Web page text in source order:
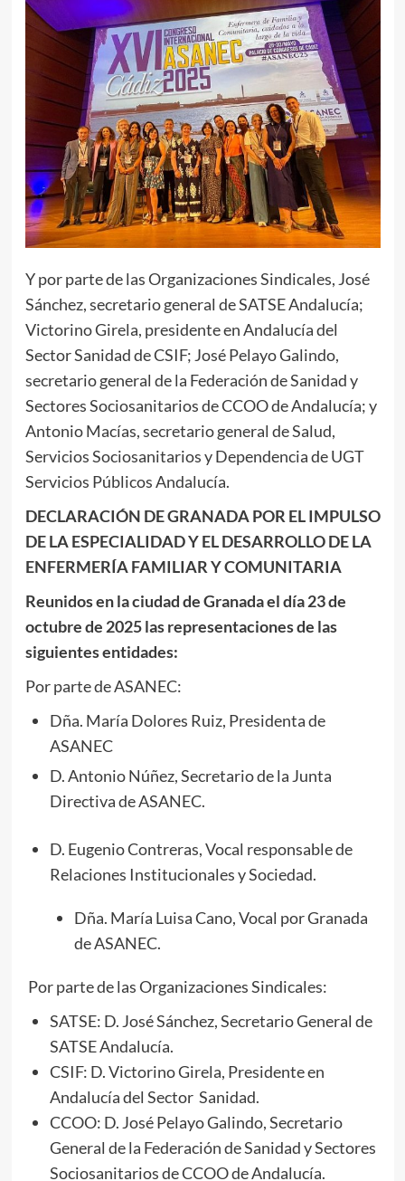
Y por parte de las Organizaciones Sindicales, José
Sánchez, secretario general de SATSE Andalucía;
Victorino Girela, presidente en Andalucía del
Sector Sanidad de CSIF; José Pelayo Galindo,
secretario general de la Federación de Sanidad y
Sectores Sociosanitarios de CCOO de Andalucía; y
Antonio Macías, secretario general de Salud,
Servicios Sociosanitarios y Dependencia de UGT
Servicios Públicos Andalucía.
DECLARACIÓN DE GRANADA POR EL IMPULSO
DE LA ESPECIALIDAD Y EL DESARROLLO DE LA
ENFERMERÍA FAMILIAR Y COMUNITARIA
Reunidos en la ciudad de Granada el día 23 de
octubre de 2025 las representaciones de las
siguientes entidades:
Por parte de ASANEC:
Dña. María Dolores Ruiz, Presidenta de
ASANEC
D. Antonio Núñez, Secretario de la Junta
Directiva de ASANEC.
D. Eugenio Contreras, Vocal responsable de
Relaciones Institucionales y Sociedad.
Dña. María Luisa Cano, Vocal por Granada
de ASANEC.
Por parte de las Organizaciones Sindicales:
SATSE: D. José Sánchez, Secretario General de
SATSE Andalucía.
CSIF: D. Victorino Girela, Presidente en
Andalucía del Sector Sanidad.
CCOO: D. José Pelayo Galindo, Secretario
General de la Federación de Sanidad y Sectores
Sociosanitarios de CCOO de Andalucía.